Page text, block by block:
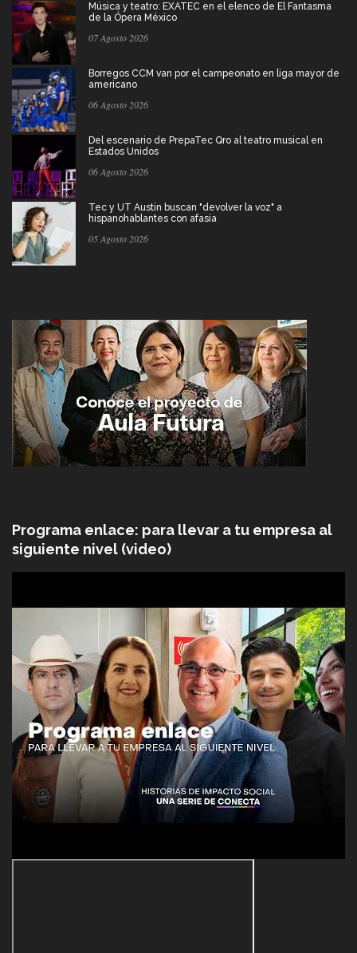
Música y teatro: EXATEC en el elenco de El Fantasma
de la Ópera México
07 Agosto 2026
Borregos CCM van por el campeonato en liga mayor de
americano
06 Agosto 2026
Del escenario de PrepaTec Qro al teatro musical en
Estados Unidos
06 Agosto 2026
Tec y UT Austin buscan "devolver la voz" a
hispanohablantes con afasia
05 Agosto 2026
Programa enlace: para llevar a tu empresa al
siguiente nivel (video)